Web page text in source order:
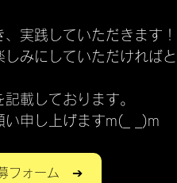
実践していただきます！
しみにしていただければ
載しております。
い申し上げますm(_ _)m
フォーム ➔